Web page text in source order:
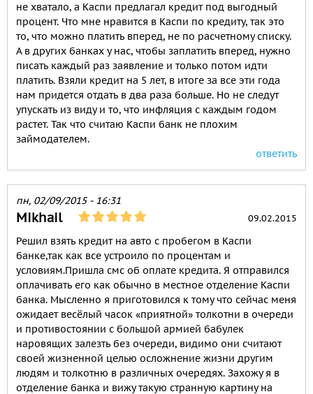
не хватало, а Каспи предлагал кредит под выгодный
процент. Что мне нравится в Каспи по кредиту, так это
то, что можно платить вперед, не по расчетному списку.
А в других банках у нас, чтобы заплатить вперед, нужно
писать каждый раз заявление и только потом идти
платить. Взяли кредит на 5 лет, в итоге за все эти года
нам придется отдать в два раза больше. Но не следут
упускать из виду и то, что инфляция с каждым годом
растет. Так что считаю Каспи банк не плохим
займодателем.
ответить
пн, 02/09/2015 - 16:31
Mikhail 09.02.2015
Решил взять кредит на авто с пробегом в Каспи
банке,так как все устроило по процентам и
условиям.Пришла смс об оплате кредита. Я отправился
оплачивать его как обычно в местное отделение Каспи
банка. Мысленно я приготовился к тому что сейчас меня
ожидает весёлый часок «приятной» толкотни в очереди
и противостоянии с большой армией бабулек
наровящих залезть без очереди, видимо они считают
своей жизненной целью осложнение жизни другим
людям и толкотню в различных очередях. Захожу я в
отделение банка и вижу такую странную картину на